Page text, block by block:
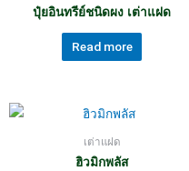
ปุ๋ยอินทรีย์ชนิดผง เต่าแฝด
Read more
เต่าแฝด
ฮิวมิกพลัส